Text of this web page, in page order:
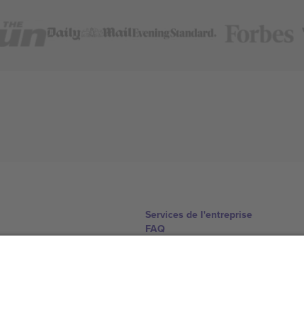
Services de l'entreprise
FAQ